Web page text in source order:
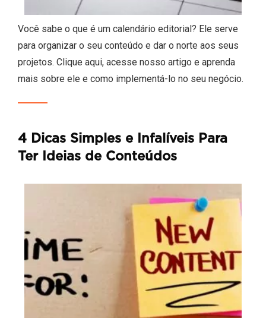
Você sabe o que é um calendário editorial? Ele serve
para organizar o seu conteúdo e dar o norte aos seus
projetos. Clique aqui, acesse nosso artigo e aprenda
mais sobre ele e como implementá-lo no seu negócio.
4 Dicas Simples e Infalíveis Para
Ter Ideias de Conteúdos